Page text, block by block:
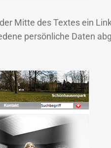
Mitte des Textes ein
persönliche Daten